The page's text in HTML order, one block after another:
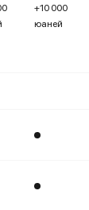
+10 000
юаней